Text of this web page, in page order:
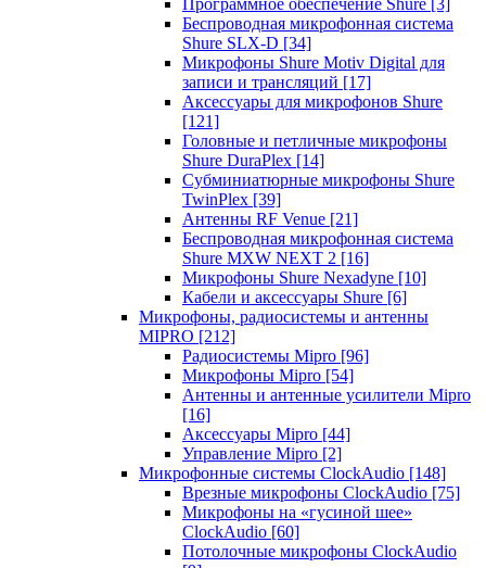
Программное обеспечение Shure [3]
Беспроводная микрофонная система
Shure SLX-D [34]
Микрофоны Shure Motiv Digital для
записи и трансляций [17]
Аксессуары для микрофонов Shure
[121]
Головные и петличные микрофоны
Shure DuraPlex [14]
Субминиатюрные микрофоны Shure
TwinPlex [39]
Антенны RF Venue [21]
Беспроводная микрофонная система
Shure MXW NEXT 2 [16]
Микрофоны Shure Nexadyne [10]
Кабели и аксессуары Shure [6]
Микрофоны, радиосистемы и антенны
MIPRO [212]
Радиосистемы Mipro [96]
Микрофоны Mipro [54]
Антенны и антенные усилители Mipro
[16]
Аксессуары Mipro [44]
Управление Mipro [2]
Микрофонные системы ClockAudio [148]
Врезные микрофоны ClockAudio [75]
Микрофоны на «гусиной шее»
ClockAudio [60]
Потолочные микрофоны ClockAudio